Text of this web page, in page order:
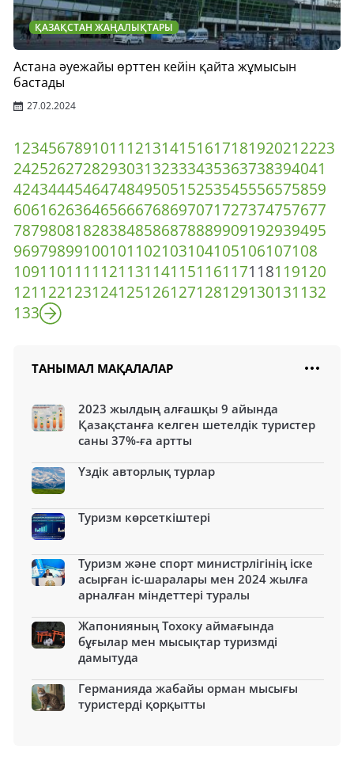
ҚАЗАҚСТАН ЖАҢАЛЫҚТАРЫ
Астана әуежайы өрттен кейін қайта жұмысын
бастады
27.02.2024
1234567891011 121314151617181920212223
242526272829303132333435363738394041
424344454647484950515253545556575859
606162636465666768697071727374757677
787980818283848586878889909192939495
96979899100101 102103104105106107108
109110111 112113114115116117118119120
121 122123124125126127128129130131 132
133
ТАНЫМАЛ МАҚАЛАЛАР
2023 жылдың алғашқы 9 айында
Қазақстанға келген шетелдік туристер
саны 37%-ға артты
Үздік авторлық турлар
Туризм көрсеткіштері
Туризм және спорт министрлігінің іске
асырған іс-шаралары мен 2024 жылға
арналған міндеттері туралы
Жапонияның Тохоку аймағында
бұғылар мен мысықтар туризмді
дамытуда
Германияда жабайы орман мысығы
туристерді қорқытты